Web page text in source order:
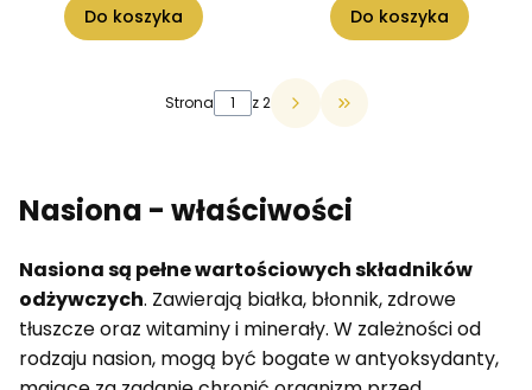
Do koszyka Do koszyka
Strona z 2 Przejdź do ostatniej
Nasiona - właściwości
Nasiona są pełne wartościowych składników
odżywczych. Zawierają białka, błonnik, zdrowe
tłuszcze oraz witaminy i minerały. W zależności od
rodzaju nasion, mogą być bogate w antyoksydanty,